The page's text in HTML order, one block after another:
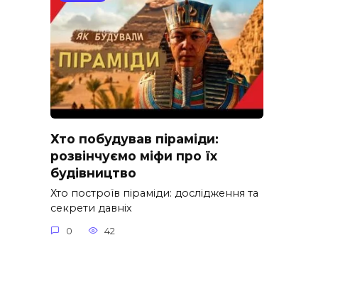
Хто побудував піраміди:
розвінчуємо міфи про їх
будівництво
Хто построїв піраміди: дослідження та
секрети давніх
0 42